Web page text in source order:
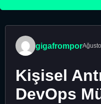
gigafrompor
Kişisel
DevOps